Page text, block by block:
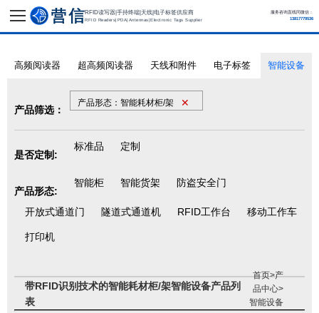
RFID读写器|手持终端|天线|电子标签供应商
RFID Readers|PDA|Antennas|Electronic Tags Supplier
服务咨询直线同微信：
13817779536
高频阅读器 超高频阅读器 天线和附件 电子标签 智能设备
产品筛选：
产品形态：智能耗材柜/架 ✕
是否定制:
标准品 定制
产品形态:
智能柜 智能货架 防盗安全门
开放式通道门 隧道式通道机 RFID工作台 移动工作车
打印机
带RFID识别技术的智能耗材柜/架智能设备产品列
表
首页>产
品中心>
智能设备